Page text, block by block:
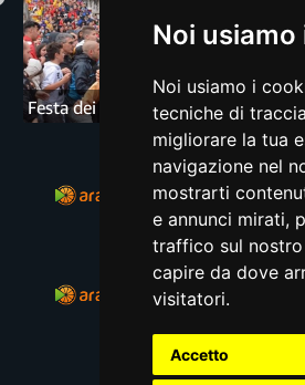
Noi
Noi usiamo i
tecniche di
migliorare la tua
navigazione nel
mostrarti
e annunci mirati,
traffico sul
capire da dove
visitatori.
Accetto
Festa dei Ceri Piccoli - 2022
Ondemand
Ondemand